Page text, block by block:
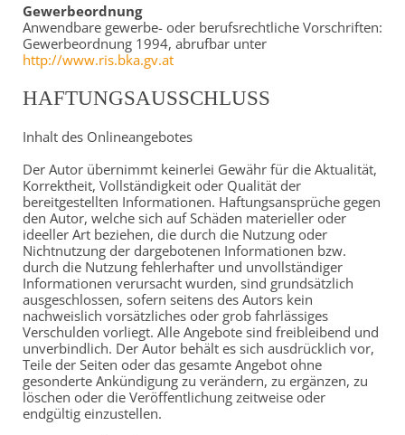
Gewerbeordnung
Anwendbare gewerbe- oder berufsrechtliche Vorschriften:
Gewerbeordnung 1994, abrufbar unter
http://www.ris.bka.gv.at
HAFTUNGSAUSSCHLUSS
Inhalt des Onlineangebotes
Der Autor übernimmt keinerlei Gewähr für die Aktualität,
Korrektheit, Vollständigkeit oder Qualität der
bereitgestellten Informationen. Haftungsansprüche gegen
den Autor, welche sich auf Schäden materieller oder
ideeller Art beziehen, die durch die Nutzung oder
Nichtnutzung der dargebotenen Informationen bzw.
durch die Nutzung fehlerhafter und unvollständiger
Informationen verursacht wurden, sind grundsätzlich
ausgeschlossen, sofern seitens des Autors kein
nachweislich vorsätzliches oder grob fahrlässiges
Verschulden vorliegt. Alle Angebote sind freibleibend und
unverbindlich. Der Autor behält es sich ausdrücklich vor,
Teile der Seiten oder das gesamte Angebot ohne
gesonderte Ankündigung zu verändern, zu ergänzen, zu
löschen oder die Veröffentlichung zeitweise oder
endgültig einzustellen.